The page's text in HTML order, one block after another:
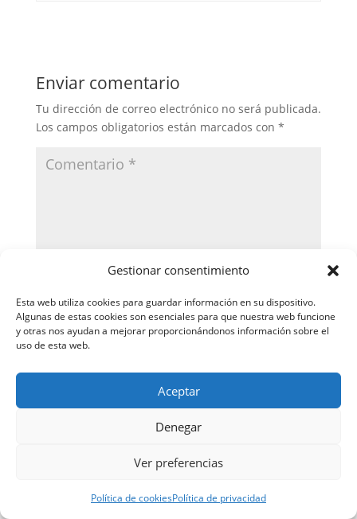
Gestionar consentimiento
Esta web utiliza cookies para guardar información en su dispositivo.
Algunas de estas cookies son esenciales para que nuestra web funcione
y otras nos ayudan a mejorar proporcionándonos información sobre el
uso de esta web.
Aceptar
Denegar
Ver preferencias
Política de cookiesPolítica de privacidad
Enviar comentario
Tu dirección de correo electrónico no será publicada.
Los campos obligatorios están marcados con *
Guarda mi nombre, correo electrónico y web en
este navegador para la próxima vez que comente.